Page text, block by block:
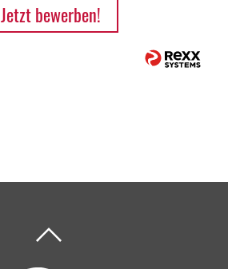
Jetzt bewerben!